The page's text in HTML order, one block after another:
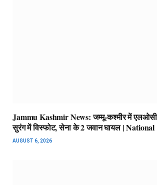
Jammu Kashmir News: जम्मू-कश्मीर में
सुरंग में विस्फोट, सेना के 2 जवान घायल | National
AUGUST 6, 2026